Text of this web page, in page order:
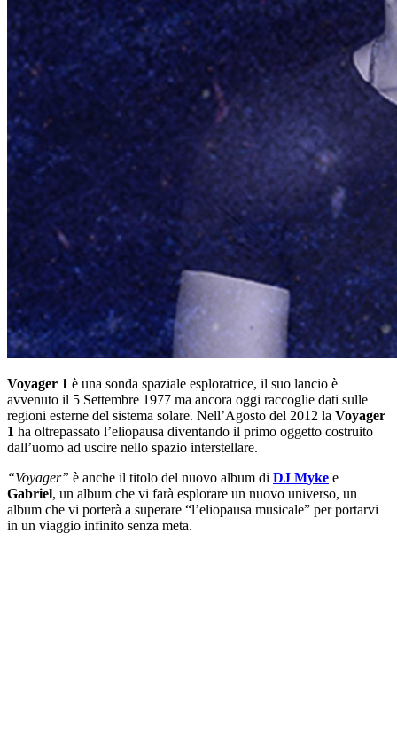
Voyager 1 è una sonda spaziale esploratrice, il suo lancio è
avvenuto il 5 Settembre 1977 ma ancora oggi raccoglie dati sulle
regioni esterne del sistema solare. Nell’Agosto del 2012 la Voyager
1 ha oltrepassato l’eliopausa diventando il primo oggetto costruito
dall’uomo ad uscire nello spazio interstellare.
“Voyager” è anche il titolo del nuovo album di DJ Myke e
Gabriel, un album che vi farà esplorare un nuovo universo, un
album che vi porterà a superare “l’eliopausa musicale” per portarvi
in un viaggio infinito senza meta.